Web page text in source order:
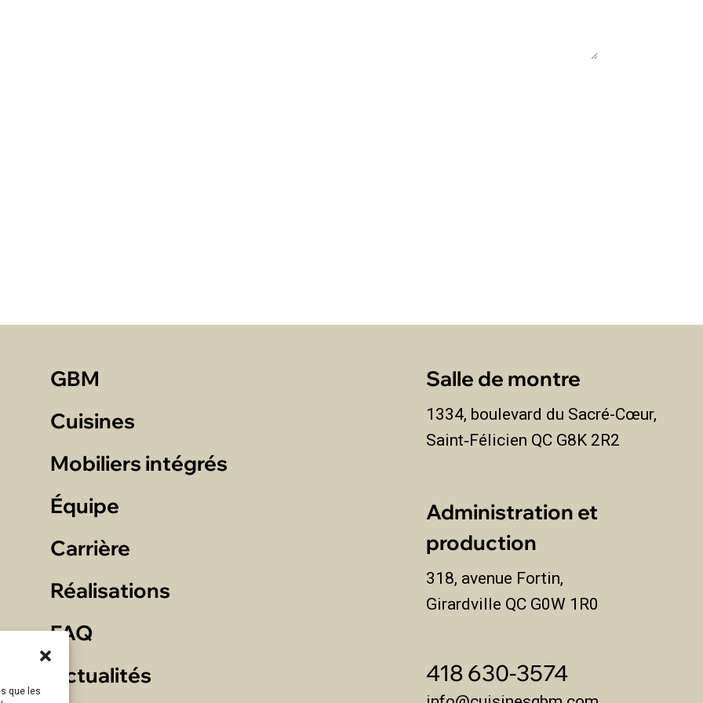
que les
GBM
Cuisines
Mobiliers intégrés
Équipe
Carrière
Réalisations
FAQ
Actualités
Salle de montre
1334, boulevard du Sacré-Cœur,
Saint‑Félicien QC G8K 2R2
Administration et
production
318, avenue Fortin,
Girardville QC G0W 1R0
418 630-3574